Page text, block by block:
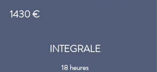
1430 €
INTEGRALE
18 heures